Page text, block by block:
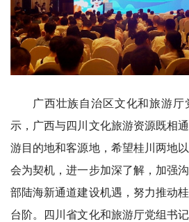
广西壮族自治区文化和旅游
示，广西与四川文化旅游资源既相
游目的地和客源地，希望桂川两地
会为契机，进一步加深了解，加强
部陆海新通道建设机遇，努力推动
台阶。四川省文化和旅游厅党组书